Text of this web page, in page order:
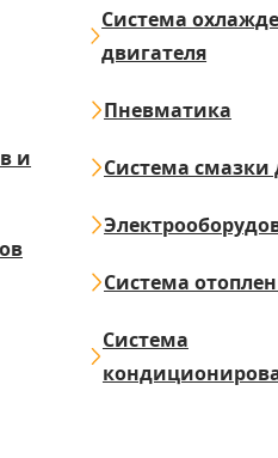
и
Система
двигателя
Пневматика
Система смазки
Система
Система